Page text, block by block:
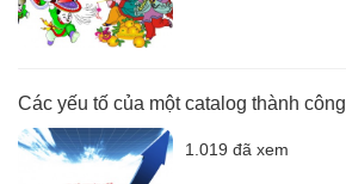
Các yếu tố của một catalog thành công
1.019 đã xem